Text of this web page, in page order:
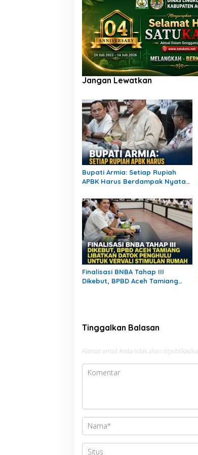
Jangan Lewatkan
Bupati Armia: Setiap Rupiah
APBK Harus Berdampak Nyata
Finalisasi BNBA Tahap III
Dikebut, BPBD Aceh Tamiang
Tinggalkan Balasan
Alamat email Anda tidak akan